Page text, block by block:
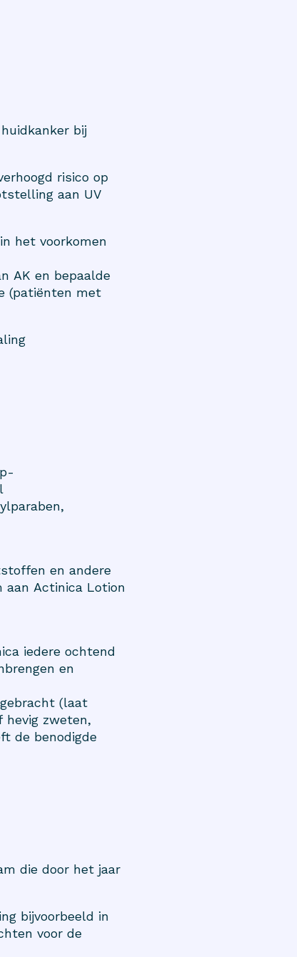
bij
risico op
aan UV
het voorkomen
AK en bepaalde
(patiënten met
en andere
aan Actinica Lotion
iedere ochtend
en
(laat
zweten,
de benodigde
die door het jaar
bijvoorbeeld in
voor de